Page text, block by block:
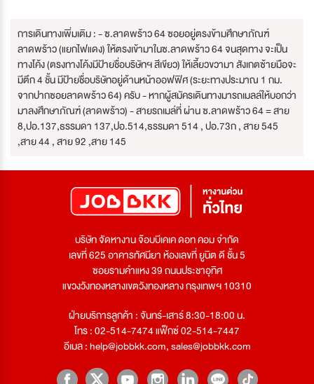
การเดินทางเพิ่มเติม : - ซ.ลาดพร้าว 64 ซอยอยู่ตรงข้ามศึกษาภัณฑ์
ลาดพร้าว (แยกไฟแดง) ให้ตรงเข้ามาในซ.ลาดพร้าว 64 จนสุดทาง จะเป็น
ทางโค้ง (ตรงทางโค้งมีป้ายชื่อบริษัทฯ สีเขียว) ให้เลี้ยวขวามา สังเกตซ้ายมือจะ
มีตึก 4 ชั้น มีป้ายชื่อบริษัทอยู่ด้านหน้าออฟฟิศ (ระยะทางประมาณ 1 กม.
จากปากซอยลาดพร้าว 64) ครับ - หากผู้สมัครเดินทางมารถเมลล์ให้บอกว่า
มาลงศึกษาภัณฑ์ (ลาดพร้าว) - สายรถเมล์ที่ ผ่าน ซ.ลาดพร้าว 64 = สาย
8,ปอ.137,ธรรมดา 137,ปอ.514,ธรรมดา 514 , ปอ.73ก , สาย 545
,สาย 44 , สาย 92 ,สาย 145
บริษัท จัดหางาน จ๊อบบีเคเค ดอท คอม จำกัด
เลขที่ 625 อาคารทัศนียา ห้องเลขที่ ยูนิต ดี ชั้น 5
ซอยรามคำแหง 39 ถนนประชาอุทิศ
แขวงวังทองหลางเขตวังทองหลาง กรุงเทพฯ 10310
ฝ่ายบริการลูกค้า : จันทร์-เสาร์ 8:30-18:00 น.
โทร : 02-514-7474 แฟ็กซ์ 02-514-7447
อีเมล :help@jobbkk.com,sales@jobbkk.com